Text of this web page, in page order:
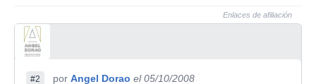
Enlaces de afiliación
#2 por Angel Dorao el 05/10/2008